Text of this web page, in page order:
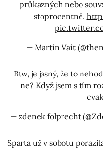
průkazných nebo
stoprocentně.
— Martin Vait
Btw, je jasný, že to
ne? Když jsem s tím
— zdenek folprecht
Sparta už v sobotu